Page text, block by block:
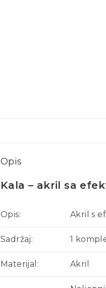
Opis
Kala – akril sa
Opis: Akril s
Sadržaj: 1
Materijal: Akril